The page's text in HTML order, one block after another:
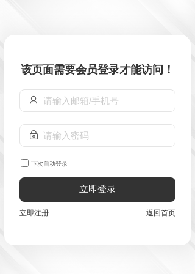
该页面需要会员登录才能访问！
下次自动登录
立即登录
立即注册 返回首页